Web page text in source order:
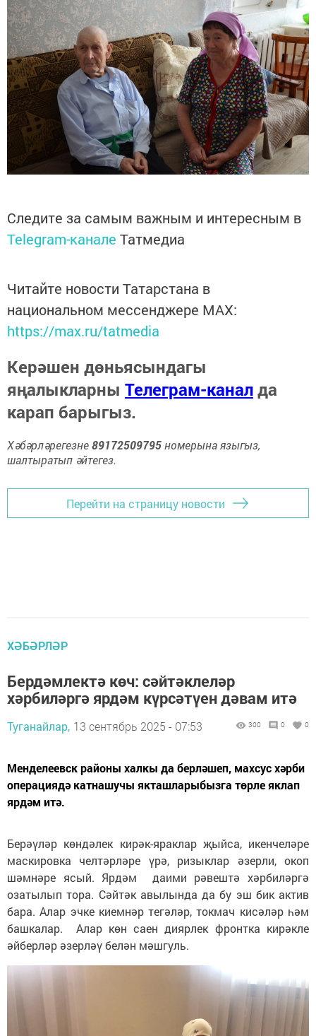
Следите за самым важным и интересным в
Telegram-канале Татмедиа
Читайте новости Татарстана в
национальном мессенджере MАХ:
https://max.ru/tatmedia
Керәшен дөньясындагы
яңалыкларны Телеграм-каналда
карап барыгыз.
Хәбәрләрегезне89172509795номерына языгыз,
шалтыратып әйтегез.
Перейти на страницу новости
ХӘБӘРЛӘР
Бердәмлектә көч: сәйтәклеләр
хәрбиләргә ярдәм күрсәтүен дәвам итә
Туганайлар, 13 сентябрь 2025 - 07:53 300 0 0
Менделеевск районы халкы да берләшеп, махсус хәрби
операциядә катнашучы якташларыбызга төрле яклап
ярдәм итә.
Берәүләр көндәлек кирәк-яраклар җыйса, икенчеләре
маскировка челтәрләре үрә, ризыклар әзерли, окоп
шәмнәре ясый. Ярдәм даими рәвештә хәрбиләргә
озатылып тора. Сәйтәк авылында да бу эш бик актив
бара. Алар эчке киемнәр тегәләр, токмач кисәләр һәм
башкалар. Алар көн саен диярлек фронтка кирәкле
әйберләр әзерләү белән мәшгуль.